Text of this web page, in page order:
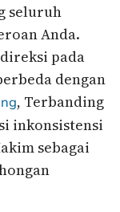
seluruh
Anda.
pada
dengan
, Terbanding
inkonsistensi
sebagai